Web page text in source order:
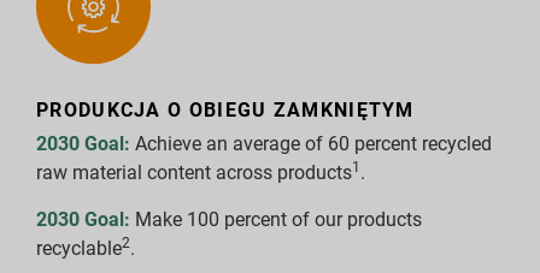
PRODUKCJA O OBIEGU ZAMKNIĘTYM
2030 Goal: Achieve an average of 60 percent recycled
raw material content across products1 .
2030 Goal: Make 100 percent of our products
recyclable2.